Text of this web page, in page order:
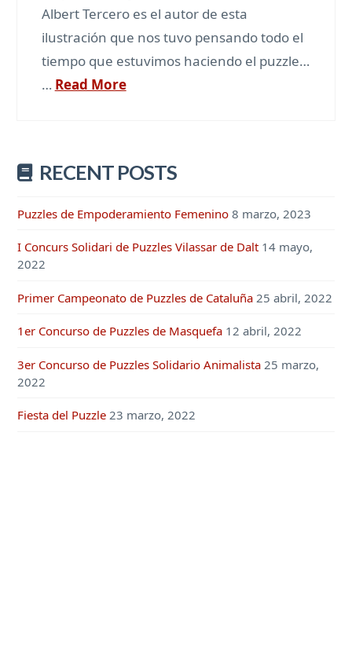
Albert Tercero es el autor de esta
ilustración que nos tuvo pensando todo el
tiempo que estuvimos haciendo el puzzle…
… Read More
RECENT POSTS
Puzzles de Empoderamiento Femenino 8 marzo, 2023
I Concurs Solidari de Puzzles Vilassar de Dalt 14 mayo,
2022
Primer Campeonato de Puzzles de Cataluña 25 abril, 2022
1er Concurso de Puzzles de Masquefa 12 abril, 2022
3er Concurso de Puzzles Solidario Animalista 25 marzo,
2022
Fiesta del Puzzle 23 marzo, 2022